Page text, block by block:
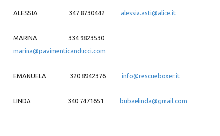
ALESSIA 347 8730442 alessia.asti@alice.it
MARINA
334 9823530
marina@pavimenticanducci.com
EMANUELA 320 8942376 info@rescueboxer.it
LINDA 340 7471651 bubaelinda@gmail.com